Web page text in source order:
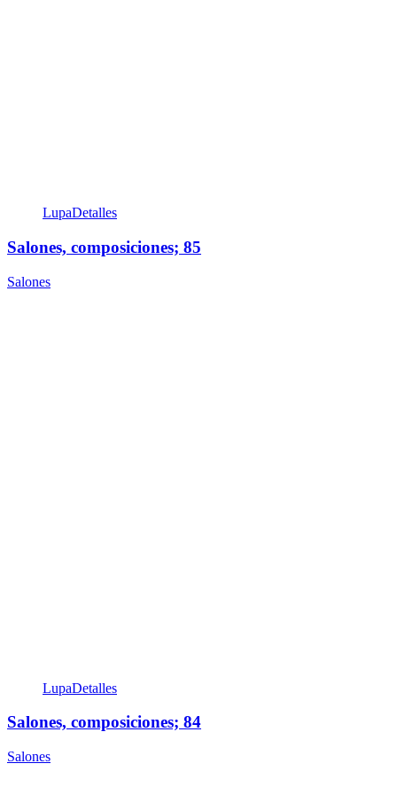
LupaDetalles
Salones, composiciones; 85
Salones
LupaDetalles
Salones, composiciones; 84
Salones